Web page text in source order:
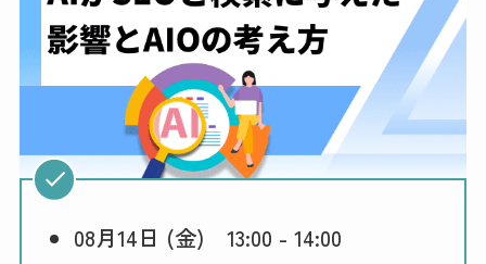
08月14日 (金) 13:00 - 14:00